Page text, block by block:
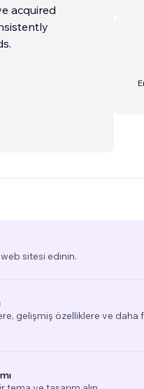
acquired
sitesi edinin.
gelişmiş özelliklere ve daha